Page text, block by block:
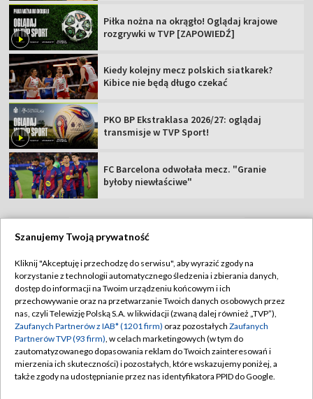
Piłka nożna na okrągło! Oglądaj krajowe
rozgrywki w TVP [ZAPOWIEDŹ]
Kiedy kolejny mecz polskich siatkarek?
Kibice nie będą długo czekać
PKO BP Ekstraklasa 2026/27: oglądaj
transmisje w TVP Sport!
FC Barcelona odwołała mecz. "Granie
byłoby niewłaściwe"
Abonament TVP
Sklep TVP
Biuro Reklamy
Oferta Handlowa
Telegazeta ogłoszenia
Regulamin TVP
Polityka prywatności
Moje zgody
Biuro reklamy
Kontakt
Szanujemy Twoją prywatność
Kliknij "Akceptuję i przechodzę do serwisu", aby wyrazić zgody na
korzystanie z technologii automatycznego śledzenia i zbierania danych,
dostęp do informacji na Twoim urządzeniu końcowym i ich
przechowywanie oraz na przetwarzanie Twoich danych osobowych przez
nas, czyli Telewizję Polską S.A. w likwidacji (zwaną dalej również „TVP”),
Zaufanych Partnerów z IAB* (1201 firm) oraz pozostałych Zaufanych
Partnerów TVP (93 firm), w celach marketingowych (w tym do
zautomatyzowanego dopasowania reklam do Twoich zainteresowań i
mierzenia ich skuteczności) i pozostałych, które wskazujemy poniżej, a
także zgody na udostępnianie przez nas identyfikatora PPID do Google.